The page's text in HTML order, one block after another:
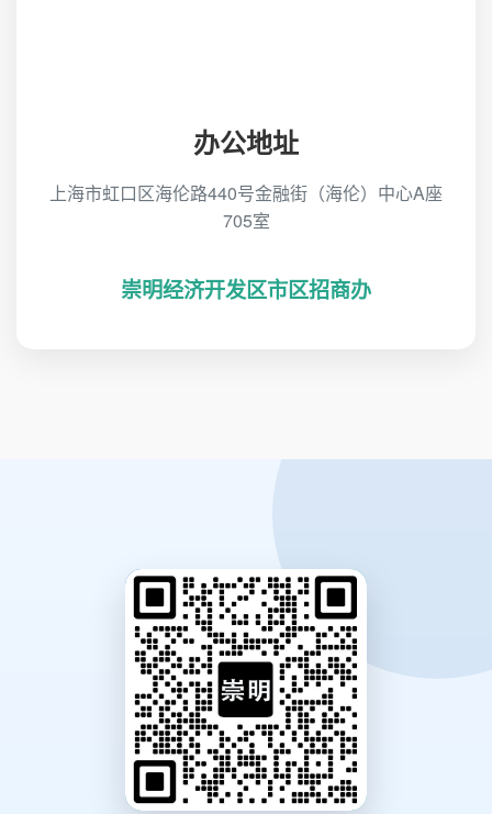
办公地址
上海市虹口区海伦路440号金融街（海伦）中心A座
705室
崇明经济开发区市区招商办